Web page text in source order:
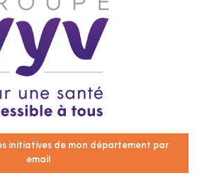
initiatives de mon département par
email